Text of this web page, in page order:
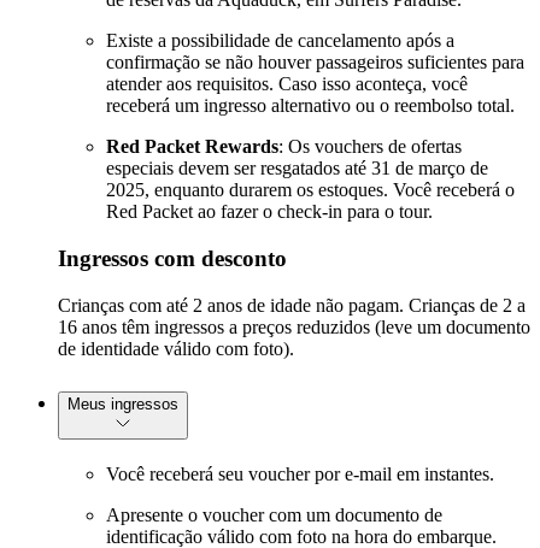
Existe a possibilidade de cancelamento após a
confirmação se não houver passageiros suficientes para
atender aos requisitos. Caso isso aconteça, você
receberá um ingresso alternativo ou o reembolso total.
Red Packet Rewards: Os vouchers de ofertas
especiais devem ser resgatados até 31 de março de
2025, enquanto durarem os estoques. Você receberá o
Red Packet ao fazer o check-in para o tour.
Ingressos com desconto
Crianças com até 2 anos de idade não pagam. Crianças de 2 a
16 anos têm ingressos a preços reduzidos (leve um documento
de identidade válido com foto).
Meus ingressos
Você receberá seu voucher por e-mail em instantes.
Apresente o voucher com um documento de
identificação válido com foto na hora do embarque.